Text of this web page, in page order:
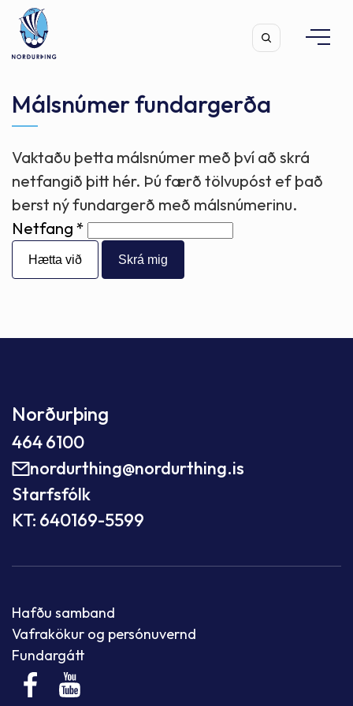
Leita
Málsnúmer fundargerða
Vaktaðu þetta málsnúmer með því að skrá
netfangið þitt hér. Þú færð tölvupóst ef það
berst ný fundargerð með málsnúmerinu.
Netfang
Hætta við
Norðurþing
464 6100
nordurthing@nordurthing.is
Starfsfólk
KT: 640169-5599
Hafðu samband
Vafrakökur og persónuvernd
Fundargátt